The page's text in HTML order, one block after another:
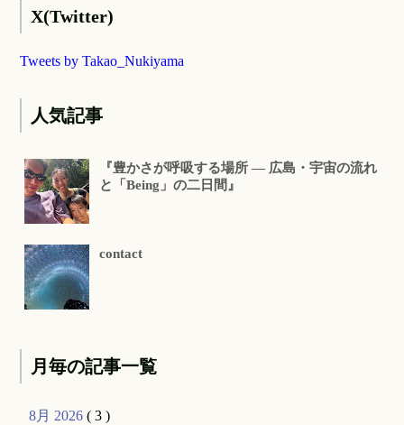
X(Twitter)
Tweets by Takao_Nukiyama
人気記事
『豊かさが呼吸する場所 ― 広島・宇宙の流れ
と「Being」の二日間』
contact
月毎の記事一覧
8月 2026( 3 )